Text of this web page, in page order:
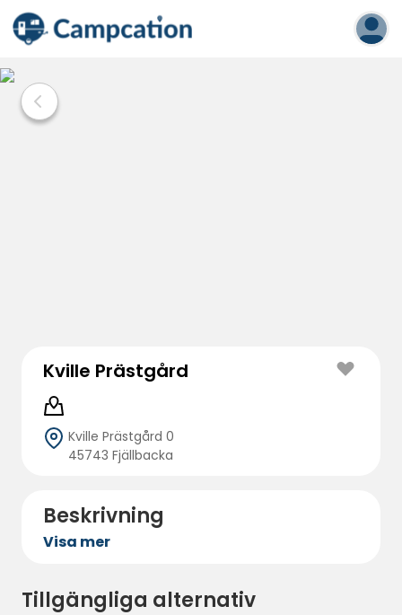
Kville Prästgård
Kville Prästgård 0
45743 Fjällbacka
Beskrivning
Visa mer
Tillgängliga alternativ